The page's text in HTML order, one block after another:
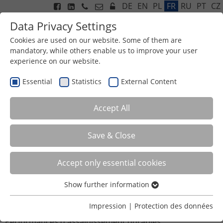
DE EN PL FR RU PT CZ
USINE DE TRAITEMENT DES EAUX USEES
UNE INNOVATION EFFICACE
Un produit stable dans le temps avec une trés grande
Data Privacy Settings
Cookies are used on our website. Some of them are
mandatory, while others enable us to improve your user
experience on our website.
Essential Statistics External Content
Accept All
Save & Close
Accept only essential cookies
Essential cookies are required for basic functions of the
Show further information
Impression | Protection des données